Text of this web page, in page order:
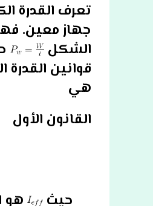
تعرف القدرة
جهاز معين.
الشكل
قوانين القدرة
هي
القانون الأول
حيث
هو